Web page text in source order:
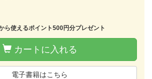
ら使えるポイント500円分プレゼント
カートに入れる
電子書籍はこちら